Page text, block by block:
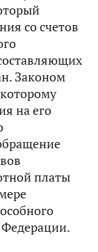
со счетов
Законом
на его
платы